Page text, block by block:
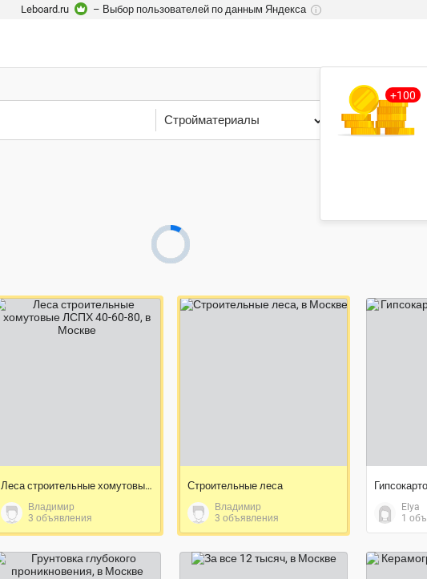
Leboard.ru – Выбор пользователей по данным Яндекса i
Стройматериалы Москва
Леса строительные хомутовые ЛСПХ 40-60-80
Владимир
3 объявления
Строительные леса
Владимир
3 объявления
Elya
1